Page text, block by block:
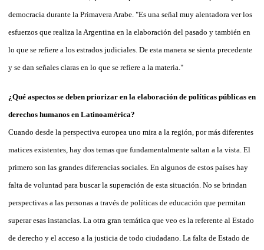
democracia durante la Primavera Arabe. "Es una señal muy alentadora ver los
esfuerzos que realiza la Argentina en la elaboración del pasado y también en
lo que se refiere a los estrados judiciales. De esta manera se sienta precedente
y se dan señales claras en lo que se refiere a la materia."
¿Qué aspectos se deben priorizar en la elaboración de políticas públicas en
derechos humanos en Latinoamérica?
Cuando desde la perspectiva europea uno mira a la región, por más diferentes
matices existentes, hay dos temas que fundamentalmente saltan a la vista. El
primero son las grandes diferencias sociales. En algunos de estos países hay
falta de voluntad para buscar la superación de esta situación. No se brindan
perspectivas a las personas a través de políticas de educación que permitan
superar esas instancias. La otra gran temática que veo es la referente al Estado
de derecho y el acceso a la justicia de todo ciudadano. La falta de Estado de